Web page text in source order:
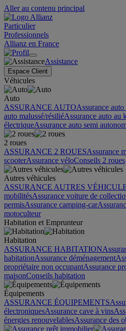
Aller au contenu principal
Particulier
Professionnels
Allianz en France
Assistance
Espace Client
Véhicules
Auto
ASSURANCE AUTOAssurance
auto malussé/résiliéAssurance auto au
électriqueAssurance auto semi
2 roues
ASSURANCE 2 ROUESAssurance
scooterAssurance véloConseils 2 roues
Autres véhicules
ASSURANCE AUTRES
mobilitésAssurance voiture de
permisAssurance camping-car
motoculteur
Habitation et Emprunteur
Habitation
ASSURANCE HABITATION
habitationAssurance déménagement
propriétaire non occupantAssurance
maisonConseils habitation
Équipements
ASSURANCE ÉQUIPEMENTS
électroniquesAssurance cave à vins
énergies renouvelablesAssurance des